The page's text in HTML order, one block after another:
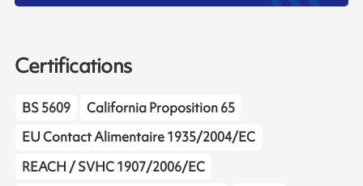
Certifications
BS 5609
California Proposition 65
EU Contact Alimentaire 1935/2004/EC
REACH / SVHC 1907/2006/EC